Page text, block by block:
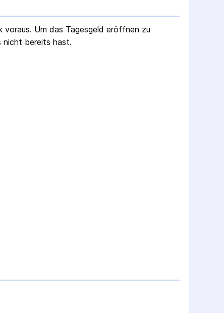
Um das Tagesgeld eröffnen zu
nicht bereits hast.